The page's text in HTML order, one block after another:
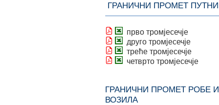
ГРАНИЧНИ ПРОМЕТ
прво тромјесечје
друго тромјесечје
треће тромјесечје
четврто тромјесечје
ГРАНИЧНИ ПРОМЕТ РОБЕ
ВОЗИЛА